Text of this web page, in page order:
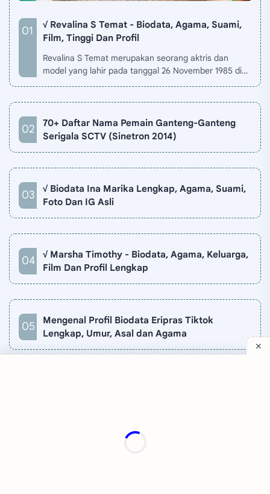
√ Revalina S Temat - Biodata, Agama, Suami,
Film, Tinggi Dan Profil
Revalina S Temat merupakan seorang aktris dan
model yang lahir pada tanggal 26 November 1985 di
70+ Daftar Nama Pemain Ganteng-Ganteng
Serigala SCTV (Sinetron 2014)
√ Biodata Ina Marika Lengkap, Agama, Suami,
Foto Dan IG Asli
√ Marsha Timothy - Biodata, Agama, Keluarga,
Film Dan Profil Lengkap
Mengenal Profil Biodata Eripras Tiktok
Lengkap, Umur, Asal dan Agama
Quick Links